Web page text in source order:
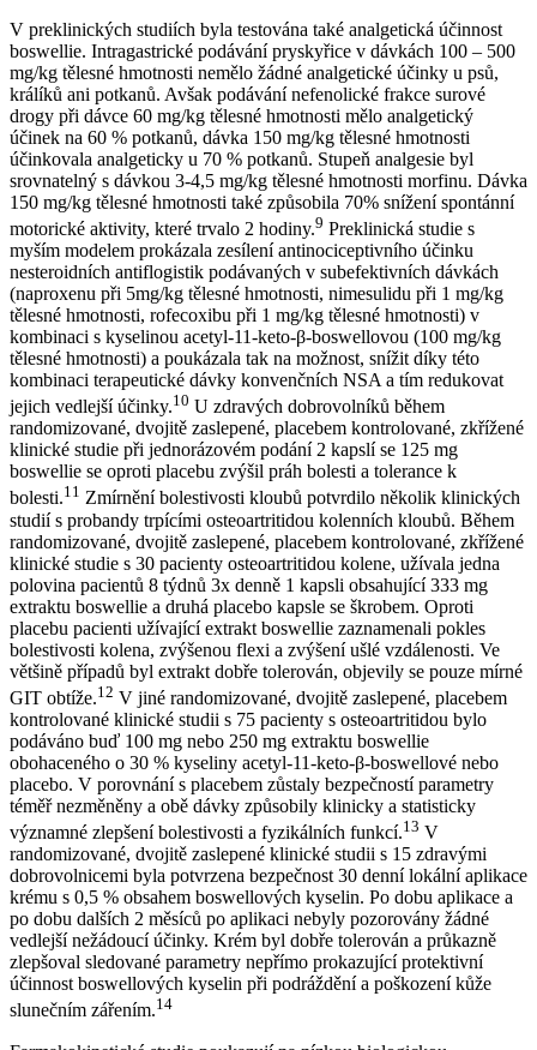
V preklinických studiích byla testována také analgetická účinnost
boswellie. Intragastrické podávání pryskyřice v dávkách 100 – 500
mg/kg tělesné hmotnosti nemělo žádné analgetické účinky u psů,
králíků ani potkanů. Avšak podávání nefenolické frakce surové
drogy při dávce 60 mg/kg tělesné hmotnosti mělo analgetický
účinek na 60 % potkanů, dávka 150 mg/kg tělesné hmotnosti
účinkovala analgeticky u 70 % potkanů. Stupeň analgesie byl
srovnatelný s dávkou 3-4,5 mg/kg tělesné hmotnosti morfinu. Dávka
150 mg/kg tělesné hmotnosti také způsobila 70% snížení spontánní
motorické aktivity, které trvalo 2 hodiny.9 Preklinická studie s
myším modelem prokázala zesílení antinociceptivního účinku
nesteroidních antiflogistik podávaných v subefektivních dávkách
(naproxenu při 5mg/kg tělesné hmotnosti, nimesulidu při 1 mg/kg
tělesné hmotnosti, rofecoxibu při 1 mg/kg tělesné hmotnosti) v
kombinaci s kyselinou acetyl-11-keto-β-boswellovou (100 mg/kg
tělesné hmotnosti) a poukázala tak na možnost, snížit díky této
kombinaci terapeutické dávky konvenčních NSA a tím redukovat
jejich vedlejší účinky.10 U zdravých dobrovolníků během
randomizované, dvojitě zaslepené, placebem kontrolované, zkřížené
klinické studie při jednorázovém podání 2 kapslí se 125 mg
boswellie se oproti placebu zvýšil práh bolesti a tolerance k
bolesti.11 Zmírnění bolestivosti kloubů potvrdilo několik klinických
studií s probandy trpícími osteoartritidou kolenních kloubů. Během
randomizované, dvojitě zaslepené, placebem kontrolované, zkřížené
klinické studie s 30 pacienty osteoartritidou kolene, užívala jedna
polovina pacientů 8 týdnů 3x denně 1 kapsli obsahující 333 mg
extraktu boswellie a druhá placebo kapsle se škrobem. Oproti
placebu pacienti užívající extrakt boswellie zaznamenali pokles
bolestivosti kolena, zvýšenou flexi a zvýšení ušlé vzdálenosti. Ve
většině případů byl extrakt dobře tolerován, objevily se pouze mírné
GIT obtíže.12 V jiné randomizované, dvojitě zaslepené, placebem
kontrolované klinické studii s 75 pacienty s osteoartritidou bylo
podáváno buď 100 mg nebo 250 mg extraktu boswellie
obohaceného o 30 % kyseliny acetyl-11-keto-β-boswellové nebo
placebo. V porovnání s placebem zůstaly bezpečností parametry
téměř nezměněny a obě dávky způsobily klinicky a statisticky
významné zlepšení bolestivosti a fyzikálních funkcí.13 V
randomizované, dvojitě zaslepené klinické studii s 15 zdravými
dobrovolnicemi byla potvrzena bezpečnost 30 denní lokální aplikace
krému s 0,5 % obsahem boswellových kyselin. Po dobu aplikace a
po dobu dalších 2 měsíců po aplikaci nebyly pozorovány žádné
vedlejší nežádoucí účinky. Krém byl dobře tolerován a průkazně
zlepšoval sledované parametry nepřímo prokazující protektivní
účinnost boswellových kyselin při podráždění a poškození kůže
slunečním zářením.14